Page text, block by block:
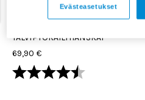
FOX RACING DEFEND
TALVIPYÖRÄILYHANSKAT
69,90 €
Arvio:
Evästeasetukset